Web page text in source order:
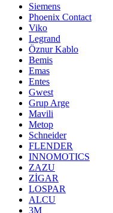
Siemens
Phoenix Contact
Viko
Legrand
Öznur Kablo
Bemis
Emas
Entes
Gwest
Grup Arge
Mavili
Metop
Schneider
FLENDER
INNOMOTICS
ZAZU
ZİGAR
LOSPAR
ALCU
3M